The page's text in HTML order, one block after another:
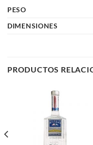
PESO
DIMENSIONES
PRODUCTOS